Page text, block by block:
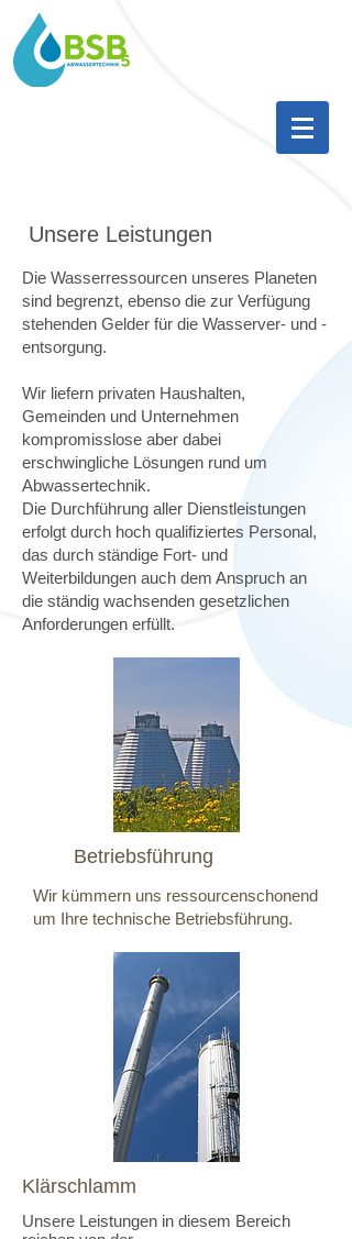
Unsere Leistungen​
Die Wasserressourcen unseres Planeten
sind begrenzt, ebenso die zur Verfügung
stehenden Gelder für die Wasserver- und -
entsorgung.
Wir liefern privaten Haushalten,
Gemeinden und Unternehmen
kompromisslose aber dabei
erschwingliche Lösungen rund um
Abwassertechnik.
Die Durchführung aller Dienstleistungen
erfolgt durch hoch qualifiziertes Personal,
das durch ständige Fort- und
Weiterbildungen auch dem Anspruch an
die ständig wachsenden gesetzlichen
Anforderungen erfüllt.
Betriebsführung
Wir kümmern uns ressourcenschonend
um Ihre technische Betriebsführung.
Klärschlamm
Unsere Leistungen in diesem Bereich